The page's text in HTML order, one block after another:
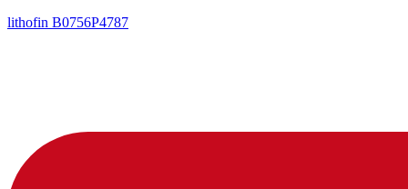
lithofin B0756P4787